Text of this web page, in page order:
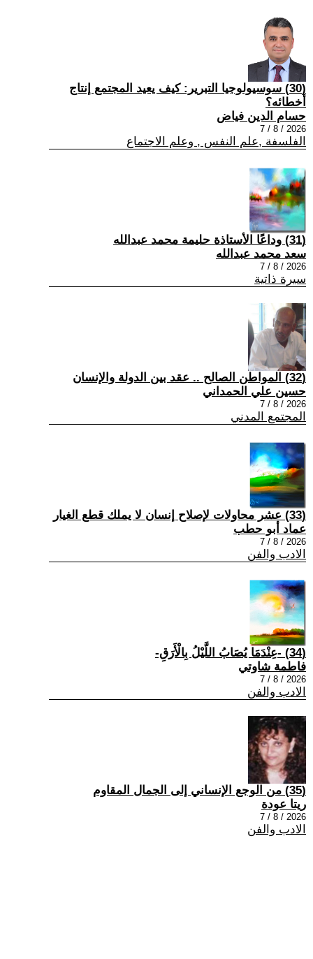
(30) سوسيولوجيا التبرير: كيف يعيد المجتمع إنتاج
أخطائه؟
حسام الدين فياض
2026 / 8 / 7
الفلسفة ,علم النفس , وعلم الاجتماع
(31) وداعًا الأستاذة حليمة محمد عبدالله
سعد محمد عبدالله
2026 / 8 / 7
سيرة ذاتية
(32) المواطن الصالح .. عقد بين الدولة والإنسان
حسين علي الحمداني
2026 / 8 / 7
المجتمع المدني
(33) عشر محاولات لإصلاح إنسان لا يملك قطع الغيار
عماد أبو حطب
2026 / 8 / 7
الادب والفن
(34) -عِنْدَمَا يُصَابُ اللَّيْلُ بِالْأَرَقِ-
فاطمة شاوتي
2026 / 8 / 7
الادب والفن
(35) من الوجع الإنساني إلى الجمال المقاوم
ريتا عودة
2026 / 8 / 7
الادب والفن